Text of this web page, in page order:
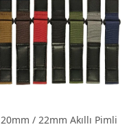
20mm / 22mm Akıllı Pimli